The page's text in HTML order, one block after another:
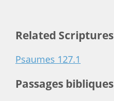
Related Scriptures
Psaumes 127.1
Passages bibliques